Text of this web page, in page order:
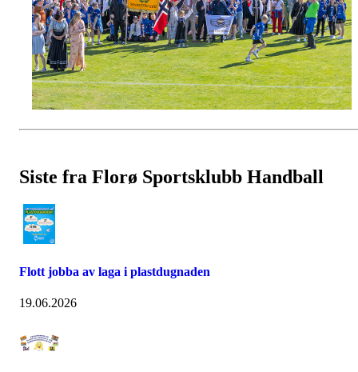
Siste fra Florø Sportsklubb Handball
Flott jobba av laga i plastdugnaden
19.06.2026